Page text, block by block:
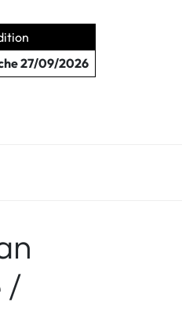
27/09/2026
/